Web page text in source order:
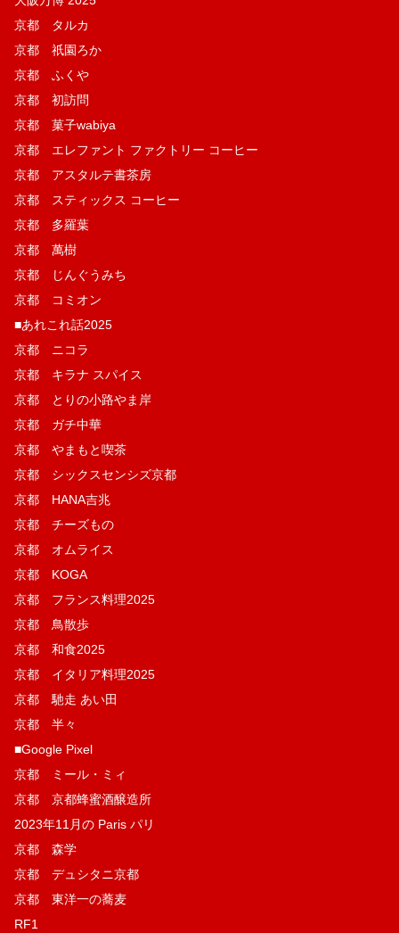
京都 タルカ
京都 祇園ろか
京都 ふくや
京都 初訪問
京都 菓子wabiya
京都 エレファント ファクトリー コーヒー
京都 アスタルテ書茶房
京都 スティックス コーヒー
京都 多羅葉
京都 萬樹
京都 じんぐうみち
京都 コミオン
■あれこれ話2025
京都 ニコラ
京都 キラナ スパイス
京都 とりの小路やま岸
京都 ガチ中華
京都 やまもと喫茶
京都 シックスセンシズ京都
京都 HANA吉兆
京都 チーズもの
京都 オムライス
京都 KOGA
京都 フランス料理2025
京都 鳥散歩
京都 和食2025
京都 イタリア料理2025
京都 馳走 あい田
京都 半々
■Google Pixel
京都 ミール・ミィ
京都 京都蜂蜜酒醸造所
2023年11月の Paris パリ
京都 森学
京都 デュシタニ京都
京都 東洋一の蕎麦
RF1